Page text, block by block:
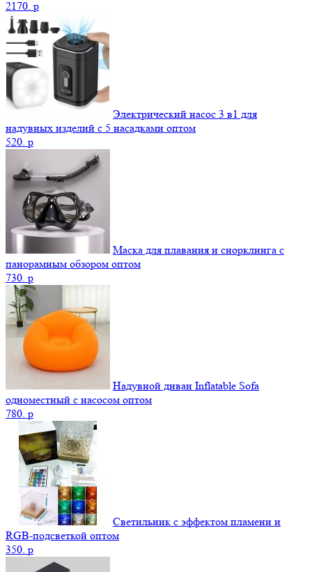
2170. p
Электрический насос 3 в1 для
надувных изделий с 5 насадками оптом
520. p
Маска для плавания и снорклинга с
панорамным обзором оптом
730. p
Надувной диван Inflatable Sofa
одноместный с насосом оптом
780. p
Светильник с эффектом пламени и
RGB-подсветкой оптом
350. p